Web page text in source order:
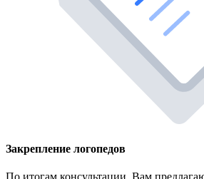
Закрепление логопедов
По итогам консультации, Вам